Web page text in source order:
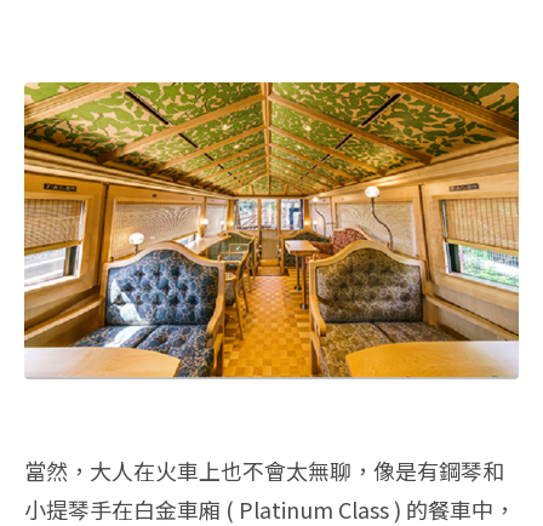
當然，大人在火車上也不會太無聊，像是有鋼琴和
小提琴手在白金車廂 ( Platinum Class ) 的餐車中，